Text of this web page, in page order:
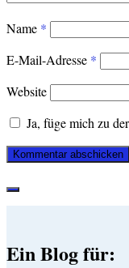
Name *
E-Mail-Adresse *
Website
Ja, füge mich zu
Ein Blog für: